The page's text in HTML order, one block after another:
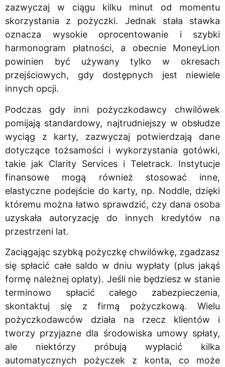
zazwyczaj w ciągu kilku minut od momentu
skorzystania z pożyczki. Jednak stała stawka
oznacza wysokie oprocentowanie i szybki
harmonogram płatności, a obecnie MoneyLion
powinien być używany tylko w okresach
przejściowych, gdy dostępnych jest niewiele
innych opcji.
Podczas gdy inni pożyczkodawcy chwilówek
pomijają standardowy, najtrudniejszy w obsłudze
wyciąg z karty, zazwyczaj potwierdzają dane
dotyczące tożsamości i wykorzystania gotówki,
takie jak Clarity Services i Teletrack. Instytucje
finansowe mogą również stosować inne,
elastyczne podejście do karty, np. Noddle, dzięki
któremu można łatwo sprawdzić, czy dana osoba
uzyskała autoryzację do innych kredytów na
przestrzeni lat.
Zaciągając szybką pożyczkę chwilówkę, zgadzasz
się spłacić całe saldo w dniu wypłaty (plus jakąś
formę należnej opłaty). Jeśli nie będziesz w stanie
terminowo spłacić całego zabezpieczenia,
skontaktuj się z firmą pożyczkową. Wielu
pożyczkodawców działa na rzecz klientów i
tworzy przyjazne dla środowiska umowy spłaty,
ale niektórzy próbują wypłacić kilka
automatycznych pożyczek z konta, co może